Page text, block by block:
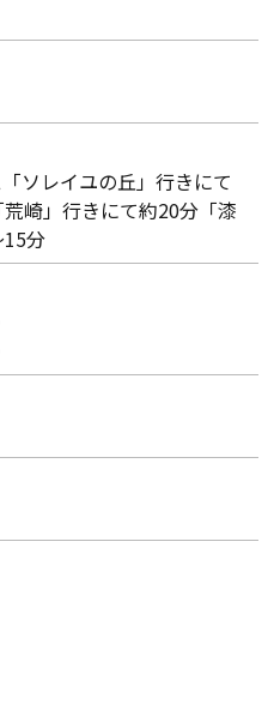
ソレイユの丘」行きにて
崎」行きにて約20分「漆
分